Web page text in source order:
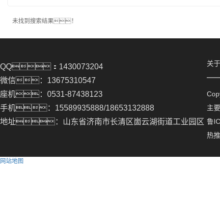
未找到搜索结果！
QQ：1430073204
微信：13675310547
座机：0531-87438123
手机：15589935888/18653132888
地址：山东省济南市长清区崮云湖街道工业园区
关
主
鲁
热
网站地图